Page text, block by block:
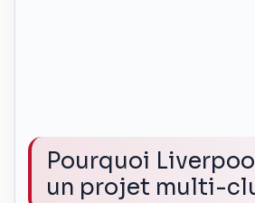
Pourquoi
un projet multi-